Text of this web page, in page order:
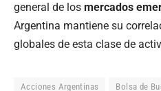
general de los mercados
Argentina mantiene su
globales de esta clase de
Acciones Argentinas Bolsa de